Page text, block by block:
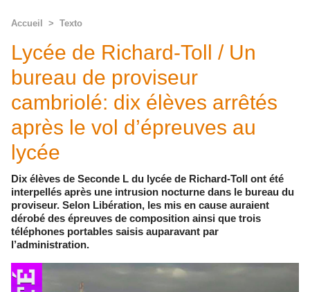
Accueil > Texto
Lycée de Richard-Toll / Un
bureau de proviseur
cambriolé: dix élèves arrêtés
après le vol d’épreuves au
lycée
Dix élèves de Seconde L du lycée de Richard-Toll ont été
interpellés après une intrusion nocturne dans le bureau du
proviseur. Selon Libération, les mis en cause auraient
dérobé des épreuves de composition ainsi que trois
téléphones portables saisis auparavant par
l’administration.